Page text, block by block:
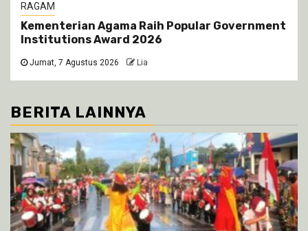
RAGAM
Kementerian Agama Raih Popular Government
Institutions Award 2026
Jumat, 7 Agustus 2026 Lia
BERITA LAINNYA